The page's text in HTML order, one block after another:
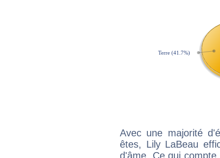
Avec une majorité
êtes, Lily LaBeau
d'âme. Ce qui